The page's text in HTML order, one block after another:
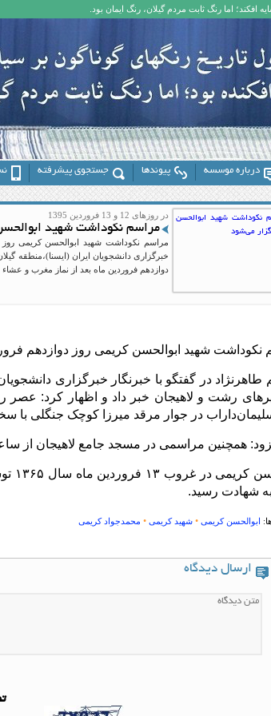
اما رنگ ثابت مردم گیلان، رنگ ایمان بود.
درباره موسسه پیوندها جستجوی پیشرفته
در روزهای 12 و 13 فروردین 1395
مراسم نکوداشت شهید
مراسم نکوداشت شهید ابوالحسن کریمی روز
خبرگزاری دانشجویان ایران (ایسنا)،منطقه
دوازدهم فروردین ماه بعد از نماز مغرب و
نکوداشت شهید ابوالحسن کریمی روز دوازدهم
طاهرنژاد در گفتگو با خبرنگار خبرگزاری
رشت و لاهیجان خبر داد و اظهار کرد: عصر
در جوار مرقد میرزا کوچک جنگلی با
مراسمی در مسجد جامع لاهیجان از ساعت ۱۶ روز سیزدهم فروردین ماه برگزار
شهادت رسید.
ابوالحسن کریمی • شهید کریمی • محمدجواد کریمی
ارسال دیدگاه